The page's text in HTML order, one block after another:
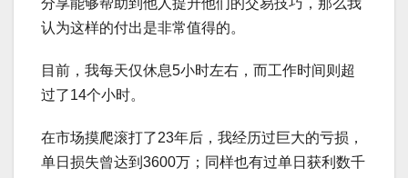
分享能够帮助到他人提升他们的交易技巧，那么我
认为这样的付出是非常值得的。
目前，我每天仅休息5小时左右，而工作时间则超
过了14个小时。
在市场摸爬滚打了23年后，我经历过巨大的亏损，
单日损失曾达到3600万；同样也有过单日获利数千